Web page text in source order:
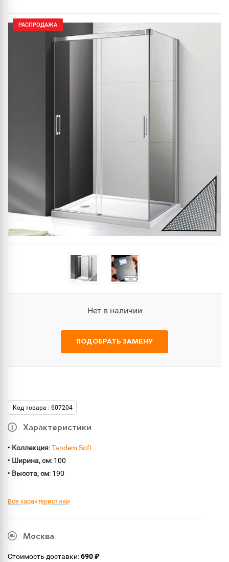
РАСПРОДАЖА
Нет в наличии
ПОДОБРАТЬ ЗАМЕНУ
Код товара : 607204
Характеристики
• Коллекция:Tandem Soft
• Ширина, см: 100
• Высота, см: 190
Все характеристики
Москва
Стоимость доставки:690 ₽